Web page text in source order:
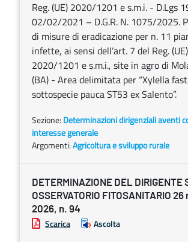
Reg. (UE) 2020/1201 e s.m.i. - D.Lgs
02/02/2021 – D.G.R. N. 1075/2025.
di misure di eradicazione per n. 11
infette, ai sensi dell’art. 7 del Reg. (UE)
2020/1201 e s.m.i., site in agro di
(BA) - Area delimitata per “Xylella
sottospecie pauca ST53 ex Salento”.
Sezione: Determinazioni dirigenziali aventi
interesse generale
Argomenti:Agricoltura e sviluppo rurale
DETERMINAZIONE DEL DIRIGENTE
OSSERVATORIO FITOSANITARIO
2026, n. 94
Scarica Ascolta